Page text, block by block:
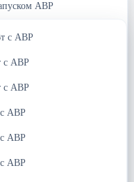
АВР
с АВР
с АВР
с АВР
с АВР
с АВР
с АВР